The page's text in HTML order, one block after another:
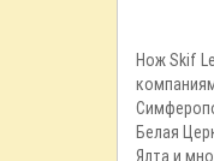
Нож Skif
Белая
Ялта и